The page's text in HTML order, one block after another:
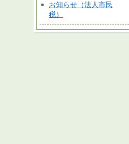
お知らせ（法人市民
税）